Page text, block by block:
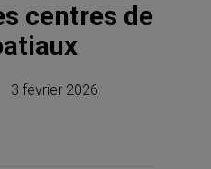
centres de
3 février 2026